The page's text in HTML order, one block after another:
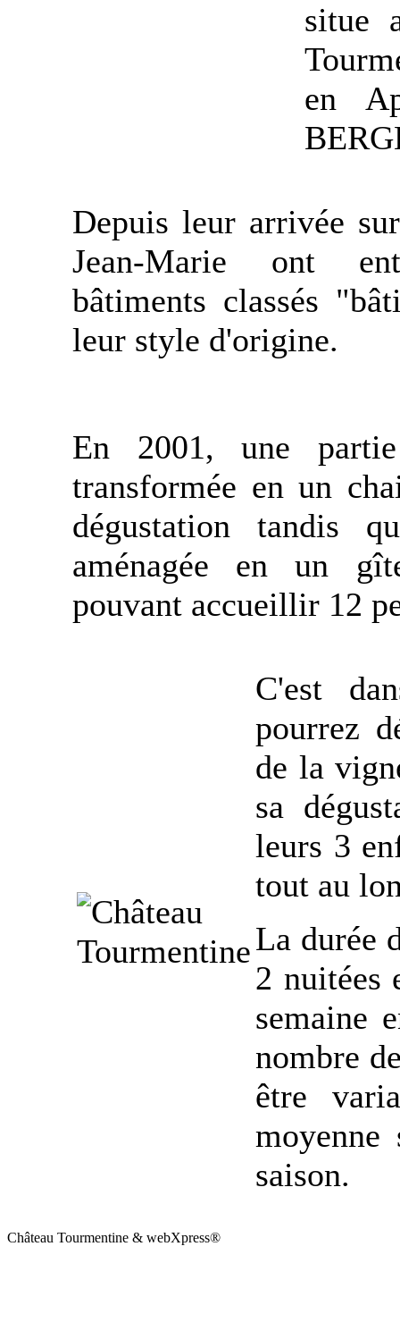
situe
en
Depuis leur arrivée
Jean-Marie ont
bâtiments classés
leur style d'origine.
En 2001, une
transformée en un
dégustation tandis
aménagée en un
pouvant accueillir 12
C'est
pourrez
de la
sa
leurs 3
tout au
La durée
2 nuitées
semaine
nombre
être
saison.
Château Tourmentine & webXpress®